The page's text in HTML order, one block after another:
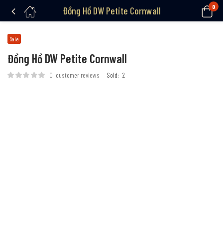
Đồng Hồ DW Petite Cornwall 0
Đồng Hồ DW Petite Cornwall
Sale
0 customer reviews Sold: 2